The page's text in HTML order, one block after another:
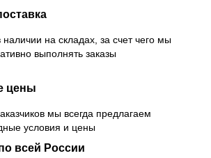
наличии на складах, за счет чего мы
выполнять заказы
цены
мы всегда предлагаем
условия и цены
всей России